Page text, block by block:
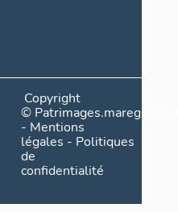
Copyright
©
- Mentions
légales - Politiques
de
confidentialité